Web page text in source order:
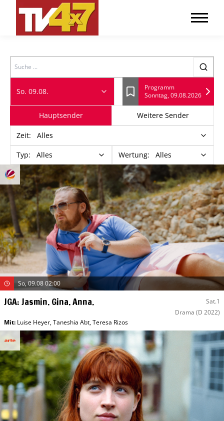
Search
So. 09.08. Lesezeichen
Programm
Sonntag, 09.08.2026
Hauptsender Weitere Sender
Zeit: Alles
Typ: Alles Wertung: Alles
So, 09.08 02:00
JGA: Jasmin. Gina. Anna.
Sat.1
Drama (D 2022)
Mit: Luise Heyer,Taneshia Abt,Teresa Rizos